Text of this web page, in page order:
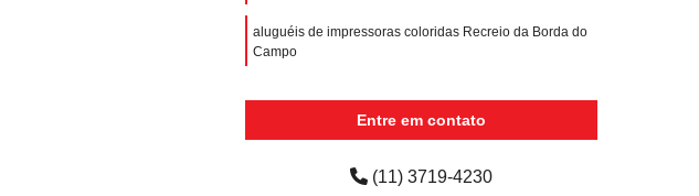
aluguéis de impressoras coloridas Recreio da Borda do
Campo
Entre em contato
(11) 3719-4230